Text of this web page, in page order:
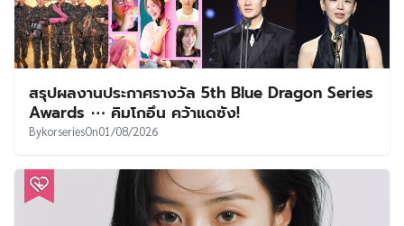
สรุปผลงานประกาศรางวัล 5th Blue Dragon Series
Awards ⋯ คิมโกอึน คว้าแดซัง!
BykorseriesOn01/08/2026